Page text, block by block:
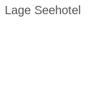
Lage Seehotel